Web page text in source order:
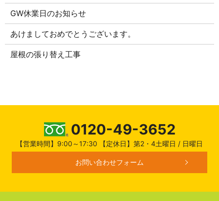
GW休業日のお知らせ
あけましておめでとうございます。
屋根の張り替え工事
0120-49-3652
【営業時間】9:00～17:30 【定休日】第2・4土曜日 / 日曜日
お問い合わせフォーム